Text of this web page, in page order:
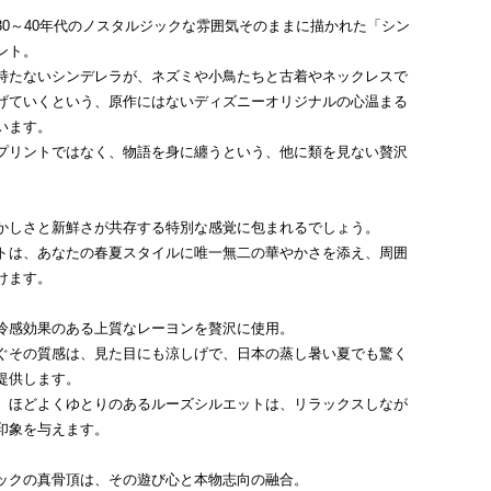
～40年代のノスタルジックな雰囲気そのままに描かれた「シン
。
たないシンデレラが、ネズミや小鳥たちと古着やネックレスで
ていくという、原作にはないディズニーオリジナルの心温まる
す。
リントではなく、物語を身に纏うという、他に類を見ない贅沢
しさと新鮮さが共存する特別な感覚に包まれるでしょう。
は、あなたの春夏スタイルに唯一無二の華やかさを添え、周囲
す。
感効果のある上質なレーヨンを贅沢に使用。
その質感は、見た目にも涼しげで、日本の蒸し暑い夏でも驚く
します。
ほどよくゆとりのあるルーズシルエットは、リラックスしなが
を与えます。
クの真骨頂は、その遊び心と本物志向の融合。